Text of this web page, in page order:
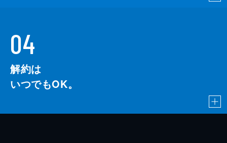
04
解約は
いつでもOK。